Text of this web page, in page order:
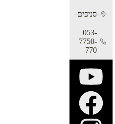
סניפים
053-
7750-
770